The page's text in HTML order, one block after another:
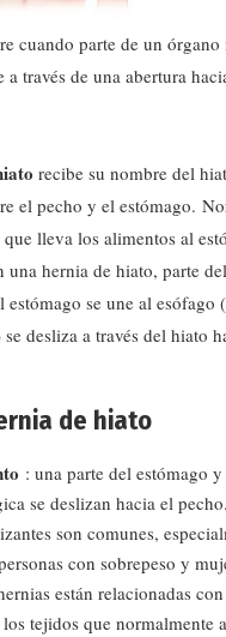
cuando parte de un
a través de una abertura
recibe su nombre del
el pecho y el estómago.
lleva los alimentos al
una hernia de hiato, parte
estómago se une al esófago
desliza a través del hiato
de hiato
: una parte del estómago
se deslizan hacia el
son comunes,
con sobrepeso y
están relacionadas
tejidos que normalmente